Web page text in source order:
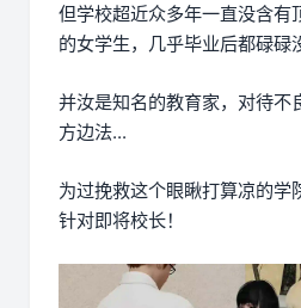
但学校超近众多年一直没含有
的女学生，几乎毕业后都碌碌
并汝是知名的教育家，对待不
方边法...
为过挽救这个眼瞅打算凉的学
针对即将校长！